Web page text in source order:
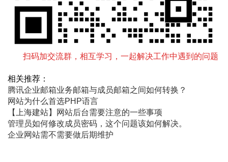
扫码加交流群，相互学习，一起解决工作中遇到的问题
相关推荐：
腾讯企业邮箱业务邮箱与成员邮箱之间如何转换？
网站为什么首选PHP语言
【上海建站】网站后台需要注意的一些事项
管理员如何修改成员密码，这个问题该如何解决。
企业网站需不需要做后期维护